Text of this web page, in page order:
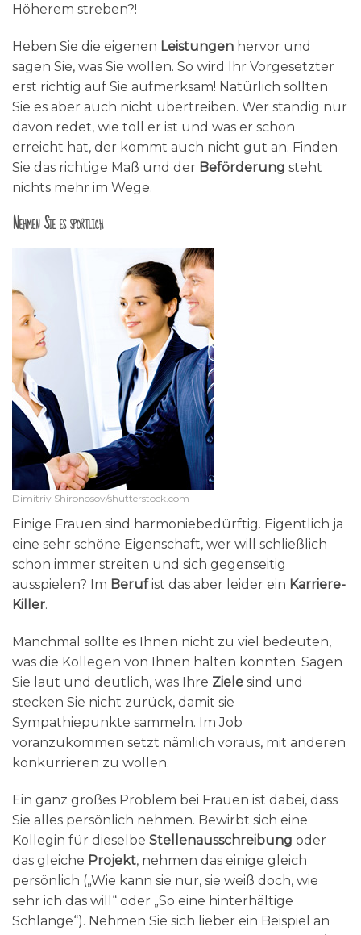
Höherem streben?!
Heben Sie die eigenen Leistungen hervor und
sagen Sie, was Sie wollen. So wird Ihr Vorgesetzter
erst richtig auf Sie aufmerksam! Natürlich sollten
Sie es aber auch nicht übertreiben. Wer ständig nur
davon redet, wie toll er ist und was er schon
erreicht hat, der kommt auch nicht gut an. Finden
Sie das richtige Maß und der Beförderung steht
nichts mehr im Wege.
Nehmen Sie es sportlich
Dimitriy Shironosov/shutterstock.com
Einige Frauen sind harmoniebedürftig. Eigentlich ja
eine sehr schöne Eigenschaft, wer will schließlich
schon immer streiten und sich gegenseitig
ausspielen? Im Berufist das aber leider ein Karriere-
Killer.
Manchmal sollte es Ihnen nicht zu viel bedeuten,
was die Kollegen von Ihnen halten könnten. Sagen
Sie laut und deutlich, was Ihre Ziele sind und
stecken Sie nicht zurück, damit sie
Sympathiepunkte sammeln. Im Job
voranzukommen setzt nämlich voraus, mit anderen
konkurrieren zu wollen.
Ein ganz großes Problem bei Frauen ist dabei, dass
Sie alles persönlich nehmen. Bewirbt sich eine
Kollegin für dieselbe Stellenausschreibung oder
das gleiche Projekt, nehmen das einige gleich
persönlich („Wie kann sie nur, sie weiß doch, wie
sehr ich das will“ oder „So eine hinterhältige
Schlange“). Nehmen Sie sich lieber ein Beispiel an